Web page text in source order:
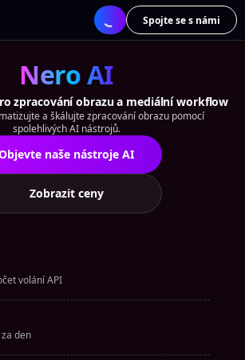
Spojte se s námi
Nero AI
zpracování obrazu a mediální workflow
a škálujte zpracování obrazu pomocí
spolehlivých AI nástrojů.
naše nástroje AI
Zobrazit ceny
volání API
den